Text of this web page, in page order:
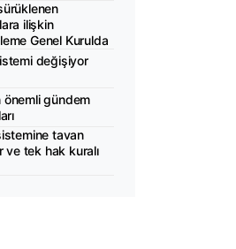
ilişkin
Genel Kurulda
değişiyor
önemli gündem
tavan
ve tek hak kuralı